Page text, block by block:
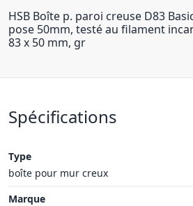
HSB Boîte p. paroi creuse D83
pose 50mm, testé au filament
83 x 50 mm, gr
Spécifications
Type
boîte pour mur creux
Marque